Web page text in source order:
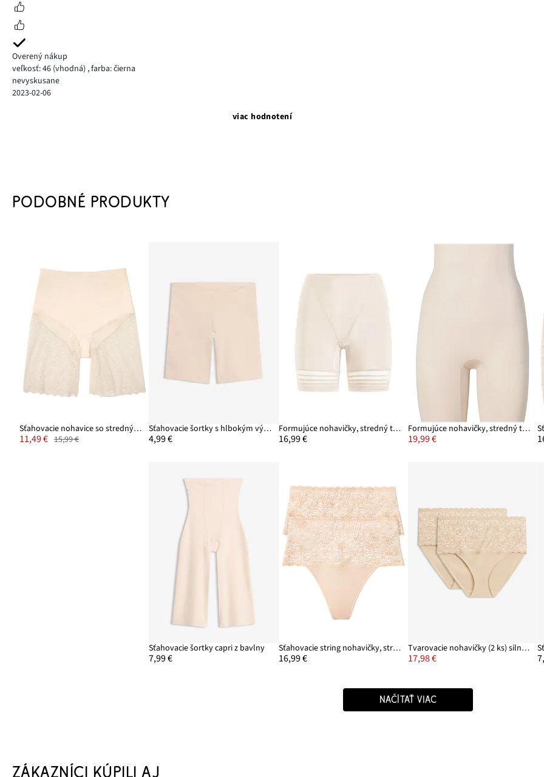
Overený nákup
veľkosť: 46 (vhodná) ,farba: čierna
nevyskusane
2023-02-06
viac hodnotení
PODOBNÉ PRODUKTY
Sťahovacie nohavice so stredným tvarujúcim efektom
11,49 € 15,99 €
Sťahovacie šortky s hlbokým výstrihom na chrbáte
4,99 €
Formujúce nohavičky, stredný tvarujúci efekt
16,99 €
Formujúce nohavičky, stredný tvarujúci efekt
19,99 €
Sťahovacie šortky capri z bavlny
7,99 €
Sťahovacie string nohavičky, stredný tvarujúci efekt (2 ks)
16,99 €
Tvarovacie nohavičky (2 ks) silný tvarujúci efekt
17,98 €
NAČÍTAŤ VIAC
ZÁKAZNÍCI KÚPILI AJ